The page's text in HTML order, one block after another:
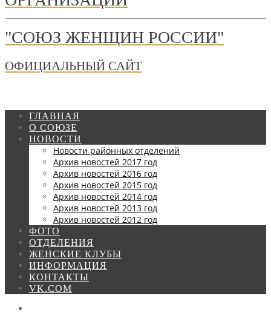
"СОЮЗ ЖЕНЩИН РОССИИ"
ОФИЦИАЛЬНЫЙ САЙТ
ГЛАВНАЯ
О СОЮЗЕ
НОВОСТИ
Новости районных отделений
Архив новостей 2017 год
Архив новостей 2016 год
Архив новостей 2015 год
Архив новостей 2014 год
Архив новостей 2013 год
Архив новостей 2012 год
ФОТО
ОТДЕЛЕНИЯ
ЖЕНСКИЕ КЛУБЫ
ИНФОРМАЦИЯ
КОНТАКТЫ
VK.COM